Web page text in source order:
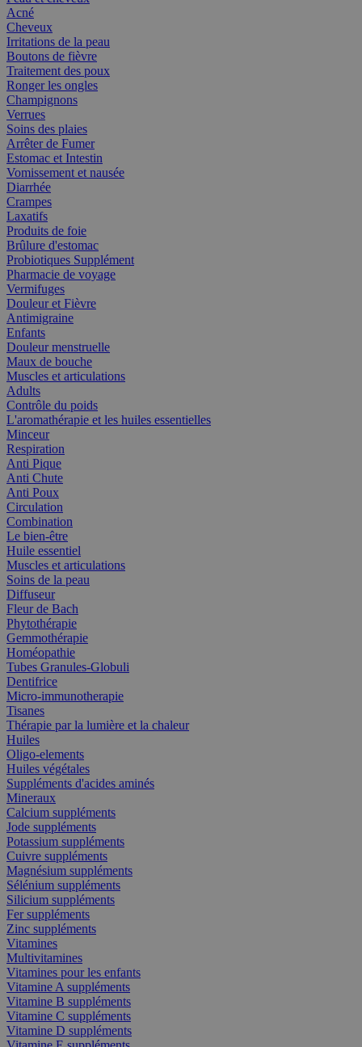
Acné
Cheveux
Irritations de la peau
Boutons de fièvre
Traitement des poux
Ronger les ongles
Champignons
Verrues
Soins des plaies
Arrêter de Fumer
Estomac et Intestin
Vomissement et nausée
Diarrhée
Crampes
Laxatifs
Produits de foie
Brûlure d'estomac
Probiotiques Supplément
Pharmacie de voyage
Vermifuges
Douleur et Fièvre
Antimigraine
Enfants
Douleur menstruelle
Maux de bouche
Muscles et articulations
Adults
Contrôle du poids
L'aromathérapie et les huiles essentielles
Minceur
Respiration
Anti Pique
Anti Chute
Anti Poux
Circulation
Combination
Le bien-être
Huile essentiel
Muscles et articulations
Soins de la peau
Diffuseur
Fleur de Bach
Phytothérapie
Gemmothérapie
Homéopathie
Tubes Granules-Globuli
Dentifrice
Micro-immunotherapie
Tisanes
Thérapie par la lumière et la chaleur
Huiles
Oligo-elements
Huiles végétales
Suppléments d'acides aminés
Mineraux
Calcium suppléments
Jode suppléments
Potassium suppléments
Cuivre suppléments
Magnésium suppléments
Sélénium suppléments
Silicium suppléments
Fer suppléments
Zinc suppléments
Vitamines
Multivitamines
Vitamines pour les enfants
Vitamine A suppléments
Vitamine B suppléments
Vitamine C suppléments
Vitamine D suppléments